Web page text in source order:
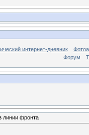
интернет-дневник
Форум
линии фронта